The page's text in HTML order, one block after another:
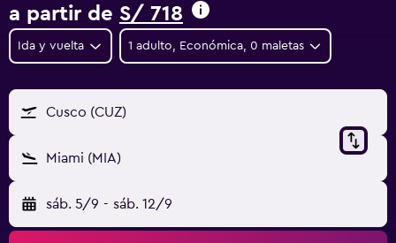
a partir de S/ 718
Ida y vuelta 1 adulto, Económica, 0 maletas
Cusco (CUZ)
Miami (MIA)
sáb. 5/9 - sáb. 12/9